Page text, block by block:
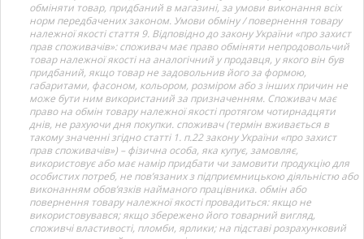
обміняти товар, придбаний в магазині, за умови виконання всіх
норм передбачених законом. Умови обміну / повернення товару
належної якості стаття 9. Відповідно до закону України «про захист
прав споживачів»: споживач має право обміняти непродовольчий
товар належної якості на аналогічний у продавця, у якого він був
придбаний, якщо товар не задовольнив його за формою,
габаритами, фасоном, кольором, розміром або з інших причин не
може бути ним використаний за призначенням. Споживач має
право на обмін товару належної якості протягом чотирнадцяти
днів, не рахуючи дня покупки. споживач (термін вживається в
такому значенні згідно статті 1. п.22 закону України «про захист
прав споживачів») – фізична особа, яка купує, замовляє,
використовує або має намір придбати чи замовити продукцію для
особистих потреб, не пов’язаних з підприємницькою діяльністю або
виконанням обов’язків найманого працівника. обмін або
повернення товару належної якості провадиться: якщо не
використовувався; якщо збережено його товарний вигляд,
споживчі властивості, пломби, ярлики; на підставі розрахунковий